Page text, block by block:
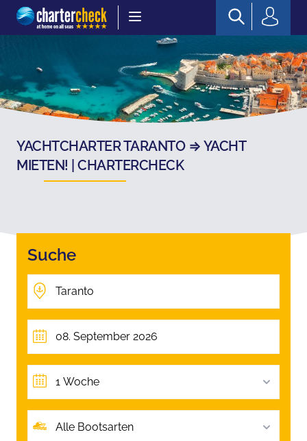
Chartercheck
YACHTCHARTER TARANTO ⇒ YACHT
MIETEN! | CHARTERCHECK
Suche
1 Woche
Alle Bootsarten